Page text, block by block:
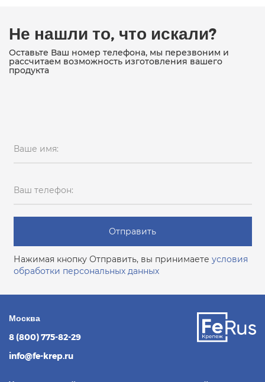
Не нашли то, что искали?
Оставьте Ваш номер телефона, мы перезвоним и
рассчитаем возможность изготовления вашего
продукта
Ваше имя:
Ваш телефон:
Отправить
Нажимая кнопку Отправить, вы принимаете условия
обработки персональных данных
Москва
8 (800) 775-82-29
info@fe-krep.ru